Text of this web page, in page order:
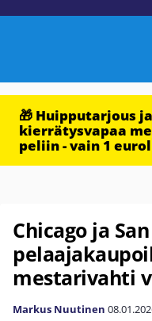
🎁 Huipputarjous
kierrätysvapaa
peliin - vain 1
Chicago ja San
mestarivahti
Markus Nuutinen